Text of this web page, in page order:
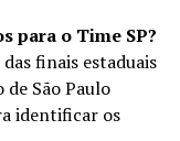
para o Time SP?
finais estaduais
de São Paulo
identificar os